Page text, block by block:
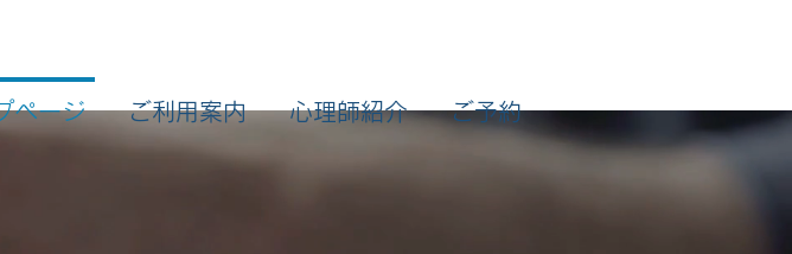
ページ ご利用案内 心理師紹介 ご予約